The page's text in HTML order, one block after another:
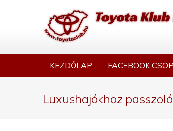
KEZDŐLAP FACEBOOK
Luxushajókhoz